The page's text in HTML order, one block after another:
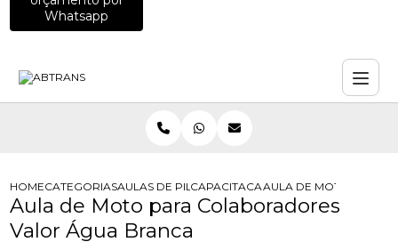
Whatsapp
HOMECATEGORIASAULAS DE PILOTAGEM PARA EMPRESAS
CAPACITACAO PARAAULA DE MOTO PARA
Aula de Moto para Colaboradores
Valor Água Branca